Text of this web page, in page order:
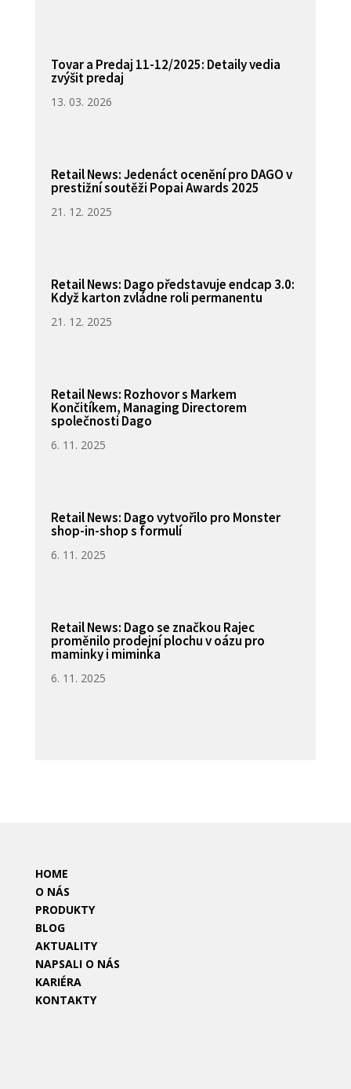
Tovar a Predaj 11-12/2025: Detaily vedia
zvýšit predaj
13. 03. 2026
Retail News: Jedenáct ocenění pro DAGO v
prestižní soutěži Popai Awards 2025
21. 12. 2025
Retail News: Dago představuje endcap 3.0:
Když karton zvládne roli permanentu
21. 12. 2025
Retail News: Rozhovor s Markem
Končitíkem, Managing Directorem
společnosti Dago
6. 11. 2025
Retail News: Dago vytvořilo pro Monster
shop-in-shop s formulí
6. 11. 2025
Retail News: Dago se značkou Rajec
proměnilo prodejní plochu v oázu pro
maminky i miminka
6. 11. 2025
HOME
O NÁS
PRODUKTY
BLOG
AKTUALITY
NAPSALI O NÁS
KARIÉRA
KONTAKTY